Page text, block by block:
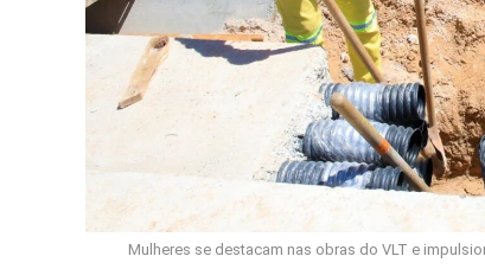
Mulheres se destacam nas obras do VLT e